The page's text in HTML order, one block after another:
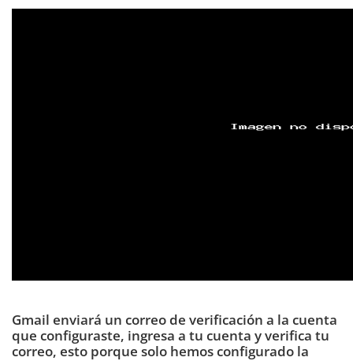
Gmail enviará un correo de verificación a la cuenta
que configuraste, ingresa a tu cuenta y verifica tu
correo, esto porque solo hemos configurado la